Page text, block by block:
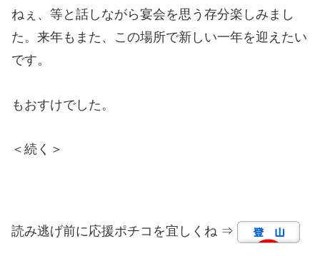
ねぇ、等と話しながら宴会を思う存分楽しみまし
た。来年もまた、この場所で新しい一年を迎えたい
です。
もおすけでした。
＜続く＞
読み逃げ前に応援ポチコを宜しくね ⇒